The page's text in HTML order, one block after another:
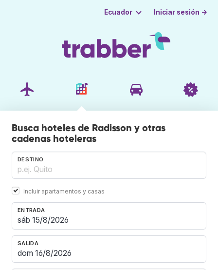
Ecuador Iniciar sesión →
Busca hoteles de Radisson y otras
cadenas hoteleras
DESTINO
Incluir apartamentos y casas
ENTRADA
SALIDA